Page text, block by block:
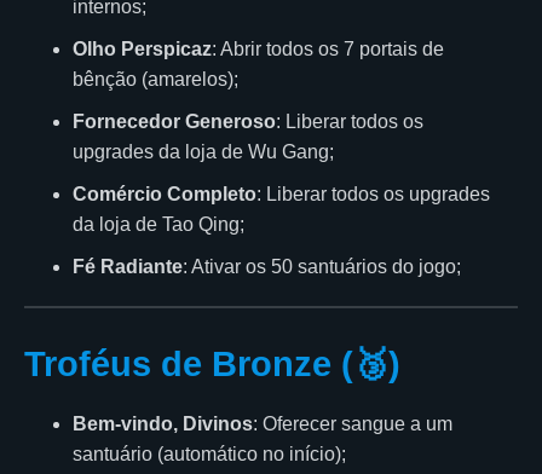
internos;
Olho Perspicaz: Abrir todos os 7 portais de
bênção (amarelos);
Fornecedor Generoso: Liberar todos os
upgrades da loja de Wu Gang;
Comércio Completo: Liberar todos os upgrades
da loja de Tao Qing;
Fé Radiante: Ativar os 50 santuários do jogo;
Troféus de Bronze (🥉)
Bem-vindo, Divinos: Oferecer sangue a um
santuário (automático no início);